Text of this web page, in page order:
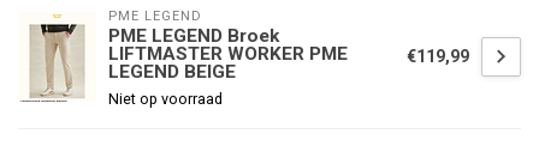
PME LEGEND
PME LEGEND Broek
LIFTMASTER WORKER PME
LEGEND BEIGE
Niet op voorraad
€119,99